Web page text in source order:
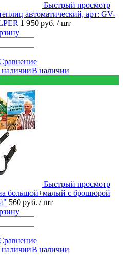
Быстрый просмотр
автоматический, арт: GV-
1 950 руб. / шт
В наличии
Быстрый просмотр
большой+малый с брошюрой
560 руб. / шт
В наличии